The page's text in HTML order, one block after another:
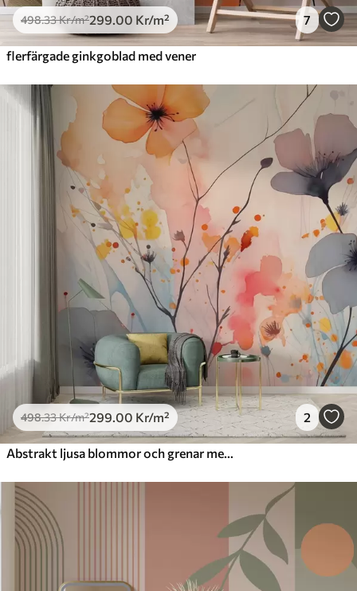
498.33Kr/m²299 .00 Kr/m² 7
flerfärgade ginkgoblad med vener
498.33Kr/m²299 .00 Kr/m² 2